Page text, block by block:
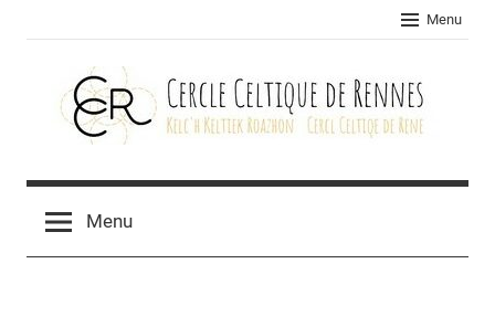
Menu
Cercle
celtique
Menu